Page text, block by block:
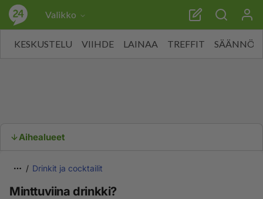
Valikko
KESKUSTELU VIIHDE LAINAA TREFFIT SÄÄNNÖT
Aihealueet
Drinkit ja cocktailit
Minttuviina drinkki?